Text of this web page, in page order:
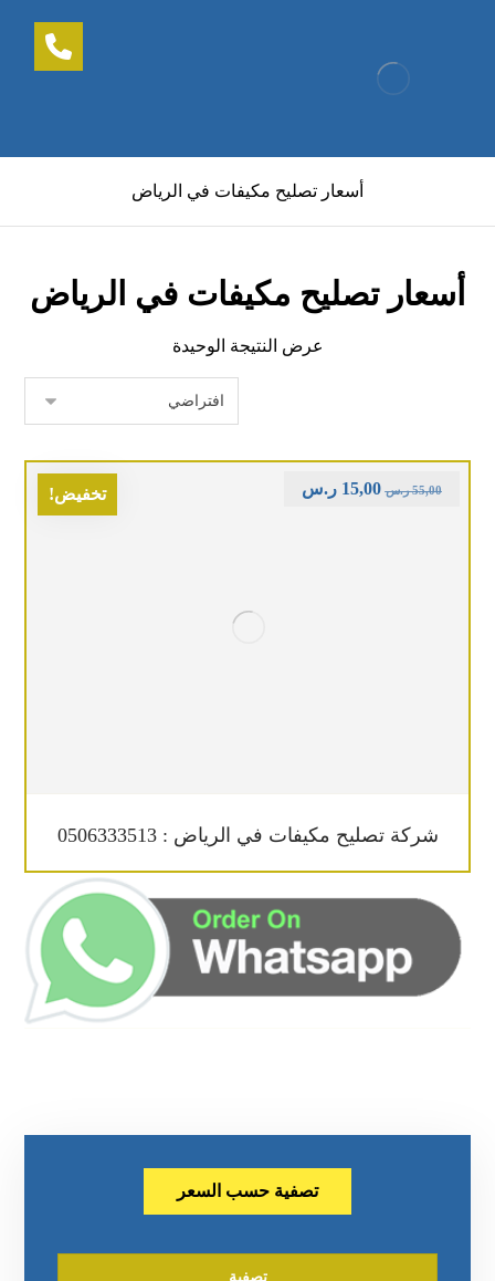
أسعار تصليح مكيفات في الرياض
أسعار تصليح مكيفات في الرياض
عرض النتيجة الوحيدة
تخفيض!
شركة تصليح مكيفات في الرياض : 0506333513
55,00 ر.س 15,00 ر.س
تصفية حسب السعر
تصفية